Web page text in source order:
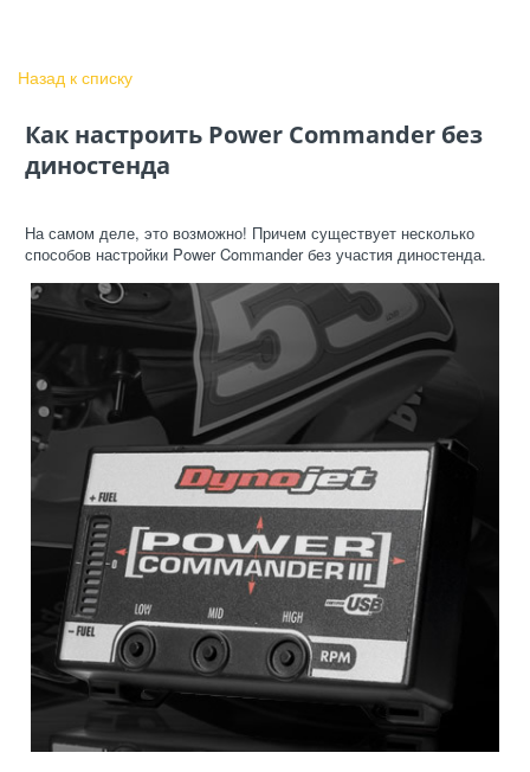
Назад к списку
Как настроить Power Commander без
диностенда
На самом деле, это возможно! Причем существует несколько
способов настройки Power Commander без участия диностенда.